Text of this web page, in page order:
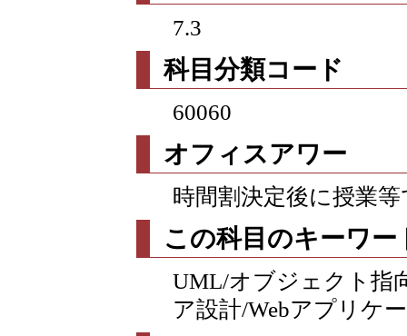
7.3
科目分類コード
60060
オフィスアワー
時間割決定後に授業
この科目のキーワー
UML/オブジェクト指
ア設計/Webアプリケ